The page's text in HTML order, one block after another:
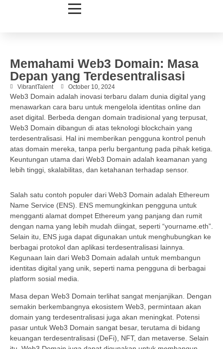
Memahami Web3 Domain: Masa
Depan yang Terdesentralisasi
VibrantTalent October 10, 2024
Web3 Domain adalah inovasi terbaru dalam dunia digital yang
menawarkan cara baru untuk mengelola identitas online dan
aset digital. Berbeda dengan domain tradisional yang terpusat,
Web3 Domain dibangun di atas teknologi blockchain yang
terdesentralisasi. Hal ini memberikan pengguna kontrol penuh
atas domain mereka, tanpa perlu bergantung pada pihak ketiga.
Keuntungan utama dari Web3 Domain adalah keamanan yang
lebih tinggi, skalabilitas, dan ketahanan terhadap sensor.
Salah satu contoh populer dari Web3 Domain adalah Ethereum
Name Service (ENS). ENS memungkinkan pengguna untuk
mengganti alamat dompet Ethereum yang panjang dan rumit
dengan nama yang lebih mudah diingat, seperti “yourname.eth”.
Selain itu, ENS juga dapat digunakan untuk menghubungkan ke
berbagai protokol dan aplikasi terdesentralisasi lainnya.
Kegunaan lain dari Web3 Domain adalah untuk membangun
identitas digital yang unik, seperti nama pengguna di berbagai
platform sosial media.
Masa depan Web3 Domain terlihat sangat menjanjikan. Dengan
semakin berkembangnya ekosistem Web3, permintaan akan
domain yang terdesentralisasi juga akan meningkat. Potensi
pasar untuk Web3 Domain sangat besar, terutama di bidang
keuangan terdesentralisasi (DeFi), NFT, dan metaverse. Selain